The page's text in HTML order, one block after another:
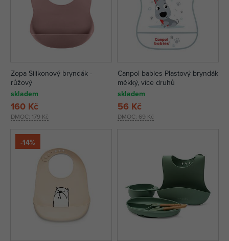
Zopa Silikonový bryndák -
růžový
skladem
DMOC: 179 Kč
160 Kč
Canpol babies Plastový bryndák
měkký, více druhů
skladem
DMOC: 69 Kč
56 Kč
-14%